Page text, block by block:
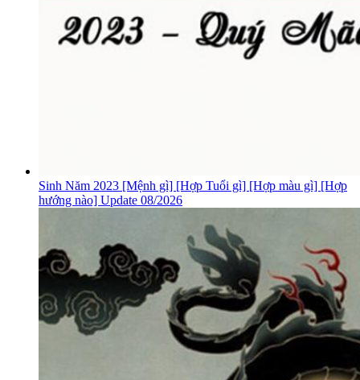
Sinh Năm 2023 [Mệnh gì] [Hợp Tuổi gì] [Hợp màu gì] [Hợp
hướng nào] Update 08/2026